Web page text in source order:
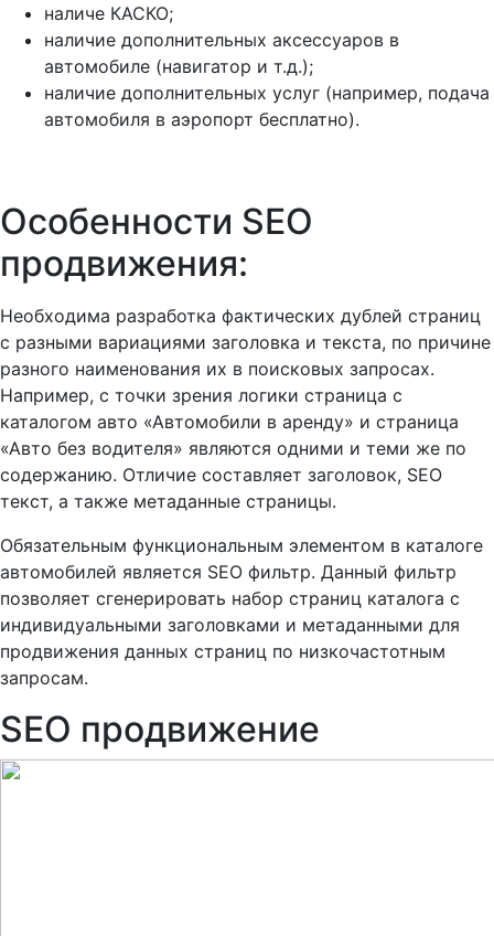
наличе КАСКО;
наличие дополнительных аксессуаров в
автомобиле (навигатор и т.д.);
наличие дополнительных услуг (например, подача
автомобиля в аэропорт бесплатно).
Особенности SEO
продвижения:
Необходима разработка фактических дублей страниц
с разными вариациями заголовка и текста, по причине
разного наименования их в поисковых запросах.
Например, с точки зрения логики страница с
каталогом авто «Автомобили в аренду» и страница
«Авто без водителя» являются одними и теми же по
содержанию. Отличие составляет заголовок, SEO
текст, а также метаданные страницы.
Обязательным функциональным элементом в каталоге
автомобилей является SEO фильтр. Данный фильтр
позволяет сгенерировать набор страниц каталога с
индивидуальными заголовками и метаданными для
продвижения данных страниц по низкочастотным
запросам.
SEO продвижение